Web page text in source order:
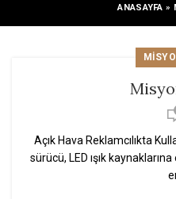
ANASAYFA »
Açık Hava Reklamcılıkta
sürücü, LED ışık